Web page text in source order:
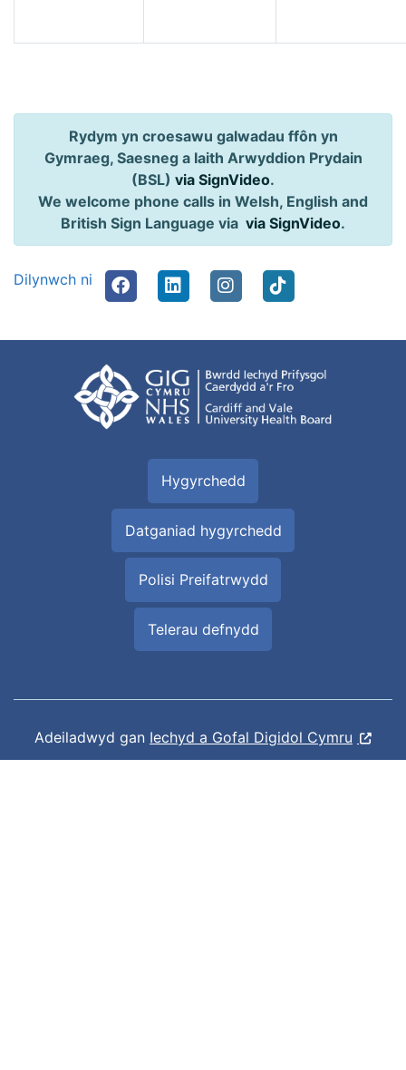
Rydym yn croesawu galwadau ffôn yn
Gymraeg, Saesneg a Iaith Arwyddion Prydain
(BSL) via SignVideo.
We welcome phone calls in Welsh, English and
British Sign Language via via SignVideo.
Dilynwch ni
Hygyrchedd
Datganiad hygyrchedd
Polisi Preifatrwydd
Telerau defnydd
Adeiladwyd gan Iechyd a Gofal Digidol Cymru